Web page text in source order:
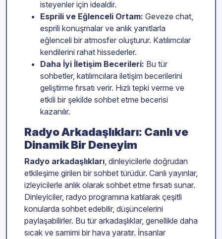
isteyenler için idealdir.
Esprili ve Eğlenceli Ortam: Geveze chat,
esprili konuşmalar ve anlık yanıtlarla
eğlenceli bir atmosfer oluşturur. Katılımcılar
kendilerini rahat hissederler.
Daha İyi İletişim Becerileri: Bu tür
sohbetler, katılımcılara iletişim becerilerini
geliştirme fırsatı verir. Hızlı tepki verme ve
etkili bir şekilde sohbet etme becerisi
kazanılır.
Radyo Arkadaşlıkları: Canlı ve
Dinamik Bir Deneyim
Radyo arkadaşlıkları, dinleyicilerle doğrudan
etkileşime girilen bir sohbet türüdür. Canlı yayınlar,
izleyicilerle anlık olarak sohbet etme fırsatı sunar.
Dinleyiciler, radyo programına katılarak çeşitli
konularda sohbet edebilir, düşüncelerini
paylaşabilirler. Bu tür arkadaşlıklar, genellikle daha
sıcak ve samimi bir hava yaratır. İnsanlar